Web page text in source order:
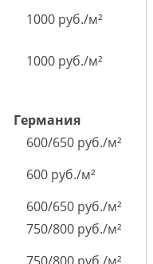
1000 руб./м²
1000 руб./м²
Германия
600/650 руб./м²
600 руб./м²
600/650 руб./м²
750/800 руб./м²